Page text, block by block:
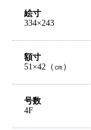
絵寸
334×243
額寸
51×42（㎝）
号数
4F